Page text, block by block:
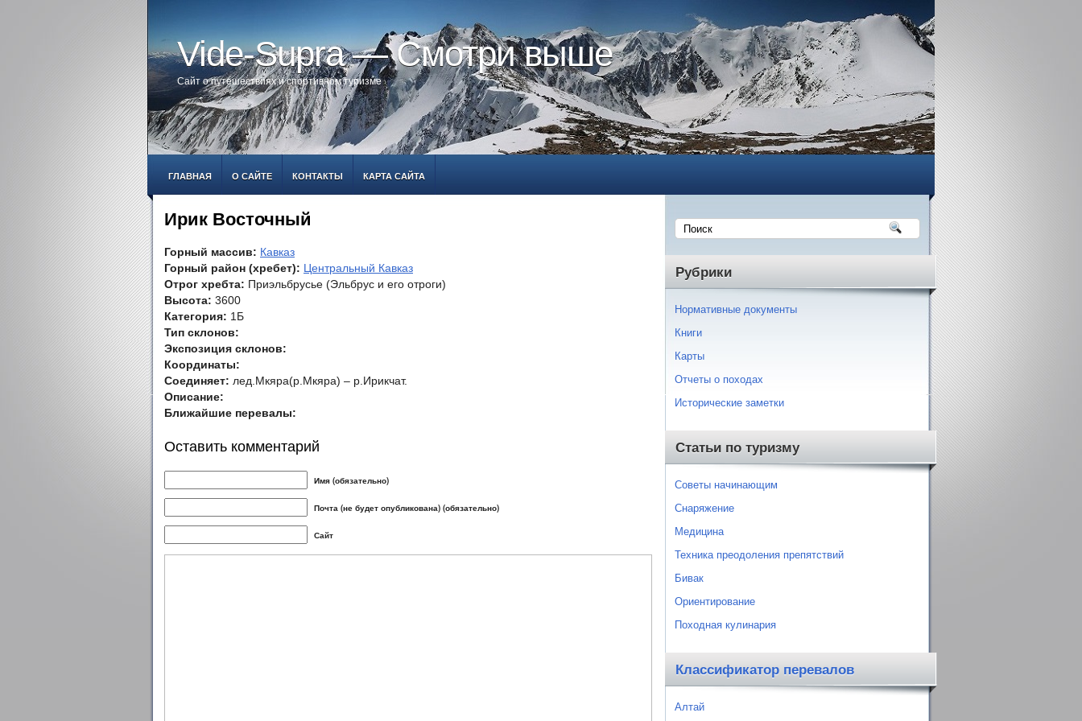
Vide-Supra — Смотри выше
Сайт о путешествиях и спортивном туризме
ГЛАВНАЯ О САЙТЕ КОНТАКТЫ КАРТА САЙТА
Ирик Восточный
Горный массив: Кавказ
Горный район (хребет): Центральный Кавказ
Отрог хребта: Приэльбрусье (Эльбрус и его отроги)
Высота: 3600
Категория: 1Б
Тип склонов:
Экспозиция склонов:
Координаты:
Соединяет: лед.Мкяра(р.Мкяра) – р.Ирикчат.
Описание:
Ближайшие перевалы:
Оставить комментарий
Имя (обязательно)
Почта (не будет опубликована) (обязательно)
Сайт
Рубрики
Нормативные документы
Книги
Карты
Отчеты о походах
Исторические заметки
Статьи по туризму
Советы начинающим
Снаряжение
Медицина
Техника преодоления препятствий
Бивак
Ориентирование
Походная кулинария
Классификатор перевалов
Алтай